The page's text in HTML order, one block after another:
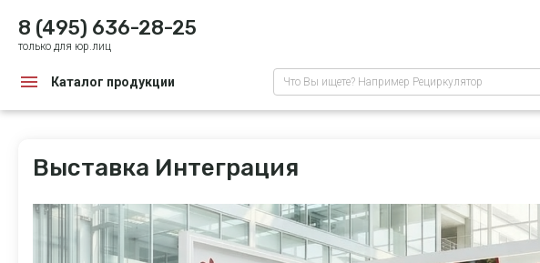
8 (495) 636-28-25
только для юр.лиц
Каталог продукции Что Вы ищете? Например Рециркулятор
Выставка Интеграция